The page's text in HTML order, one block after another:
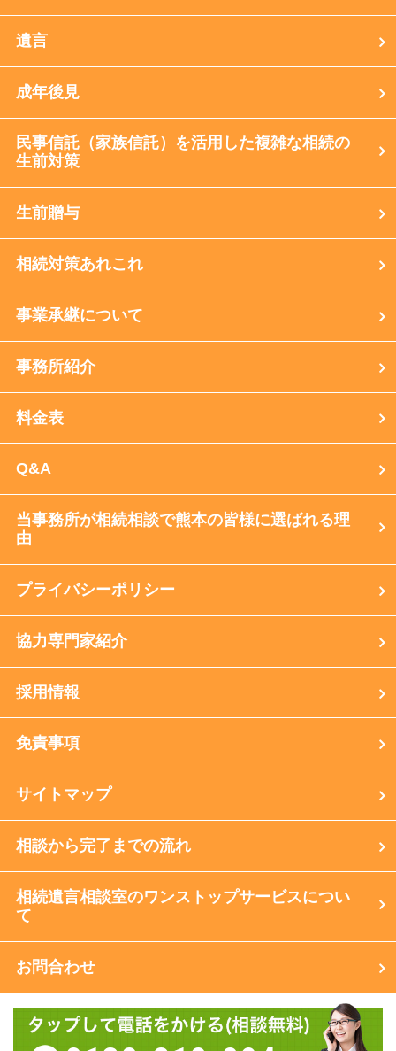
遺言
成年後見
民事信託（家族信託）を活用した複雑な相続の
生前対策
生前贈与
相続対策あれこれ
事業承継について
事務所紹介
料金表
Q&A
当事務所が相続相談で熊本の皆様に選ばれる理
由
プライバシーポリシー
協力専門家紹介
採用情報
免責事項
サイトマップ
相談から完了までの流れ
相続遺言相談室のワンストップサービスについ
て
お問合わせ